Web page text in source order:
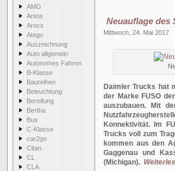
AMG
Antos
Arocs
Atego
Auszeichnung
Auto allgemein
Autonomes Fahren
B-Klasse
Baureihen
Beleuchtung
Bereifung
Bertha
Bus
C-Klasse
car2go
Citan
CL
CLA
Neuauflage des
Mittwoch, 24. Mai 2017
Daimler Trucks hat
der Marke FUSO
auszubauen. Mit
Konnektivität. Im
Trucks voll zum
kommen aus den
Gaggenau und
(Michigan).